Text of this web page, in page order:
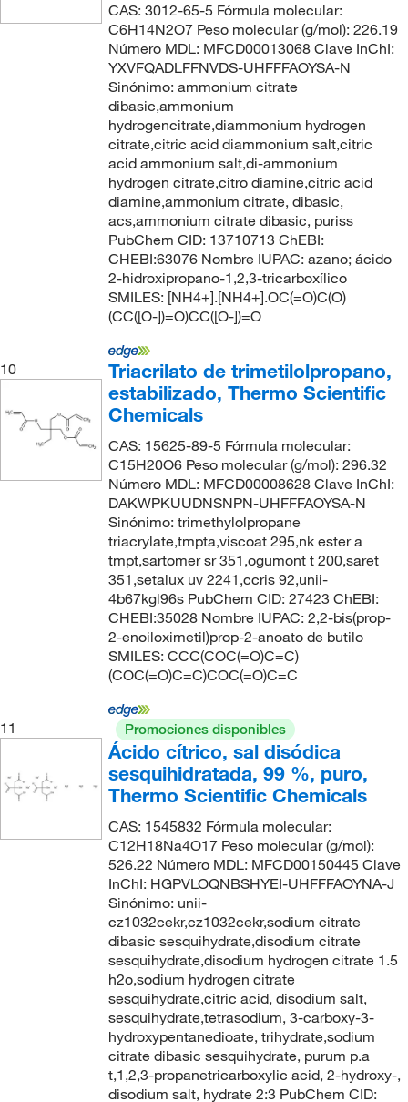
CAS: 3012-65-5 Fórmula molecular:
C6H14N2O7 Peso molecular (g/mol): 226.19
Número MDL: MFCD00013068 Clave InChI:
YXVFQADLFFNVDS-UHFFFAOYSA-N
Sinónimo: ammonium citrate
dibasic,ammonium
hydrogencitrate,diammonium hydrogen
citrate,citric acid diammonium salt,citric
acid ammonium salt,di-ammonium
hydrogen citrate,citro diamine,citric acid
diamine,ammonium citrate, dibasic,
acs,ammonium citrate dibasic, puriss
PubChem CID: 13710713 ChEBI:
CHEBI:63076 Nombre IUPAC: azano; ácido
2-hidroxipropano-1,2,3-tricarboxílico
SMILES: [NH4+].[NH4+].OC(=O)C(O)
(CC([O-])=O)CC([O-])=O
10
Triacrilato de trimetilolpropano,
estabilizado, Thermo Scientific
Chemicals
CAS: 15625-89-5 Fórmula molecular:
C15H20O6 Peso molecular (g/mol): 296.32
Número MDL: MFCD00008628 Clave InChI:
DAKWPKUUDNSNPN-UHFFFAOYSA-N
Sinónimo: trimethylolpropane
triacrylate,tmpta,viscoat 295,nk ester a
tmpt,sartomer sr 351,ogumont t 200,saret
351,setalux uv 2241,ccris 92,unii-
4b67kgl96s PubChem CID: 27423 ChEBI:
CHEBI:35028 Nombre IUPAC: 2,2-bis(prop-
2-enoiloximetil)prop-2-anoato de butilo
SMILES: CCC(COC(=O)C=C)
(COC(=O)C=C)COC(=O)C=C
11 Promociones disponibles
Ácido cítrico, sal disódica
sesquihidratada, 99 %, puro,
Thermo Scientific Chemicals
CAS: 1545832 Fórmula molecular:
C12H18Na4O17 Peso molecular (g/mol):
526.22 Número MDL: MFCD00150445 Clave
InChI: HGPVLOQNBSHYEI-UHFFFAOYNA-J
Sinónimo: unii-
cz1032cekr,cz1032cekr,sodium citrate
dibasic sesquihydrate,disodium citrate
sesquihydrate,disodium hydrogen citrate 1.5
h2o,sodium hydrogen citrate
sesquihydrate,citric acid, disodium salt,
sesquihydrate,tetrasodium, 3-carboxy-3-
hydroxypentanedioate, trihydrate,sodium
citrate dibasic sesquihydrate, purum p.a
t,1,2,3-propanetricarboxylic acid, 2-hydroxy-,
disodium salt, hydrate 2:3 PubChem CID: